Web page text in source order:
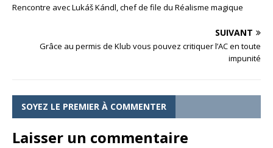
Rencontre avec Lukáš Kándl, chef de file du Réalisme magique
SUIVANT
Grâce au permis de Klub vous pouvez critiquer l’AC en toute
impunité
SOYEZ LE PREMIER À COMMENTER
Laisser un commentaire